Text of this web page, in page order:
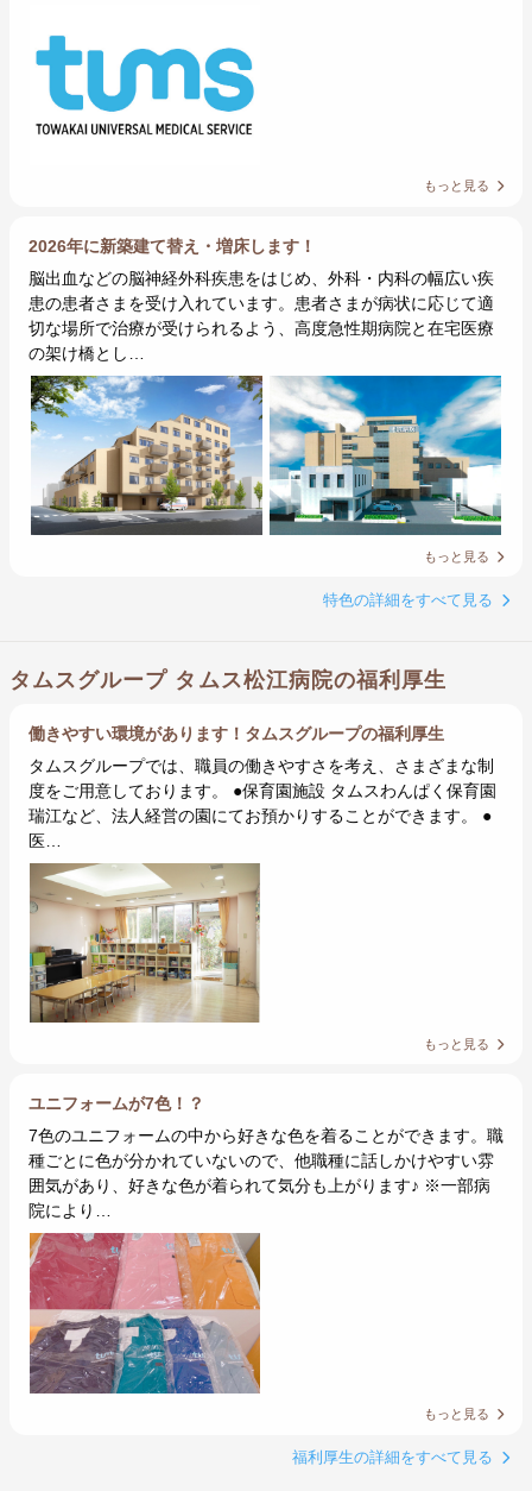
もっと見る
2026年に新築建て替え・増床します！
脳出血などの脳神経外科疾患をはじめ、外科・内科の幅広い疾
患の患者さまを受け入れています。患者さまが病状に応じて適
切な場所で治療が受けられるよう、高度急性期病院と在宅医療
の架け橋とし…
もっと見る
特色の詳細をすべて見る
タムスグループ タムス松江病院の福利厚生
働きやすい環境があります！タムスグループの福利厚生
タムスグループでは、職員の働きやすさを考え、さまざまな制
度をご用意しております。 ●保育園施設 タムスわんぱく保育園
瑞江など、法人経営の園にてお預かりすることができます。 ●
医…
もっと見る
ユニフォームが7色！？
7色のユニフォームの中から好きな色を着ることができます。職
種ごとに色が分かれていないので、他職種に話しかけやすい雰
囲気があり、好きな色が着られて気分も上がります♪ ※一部病
院により…
もっと見る
福利厚生の詳細をすべて見る